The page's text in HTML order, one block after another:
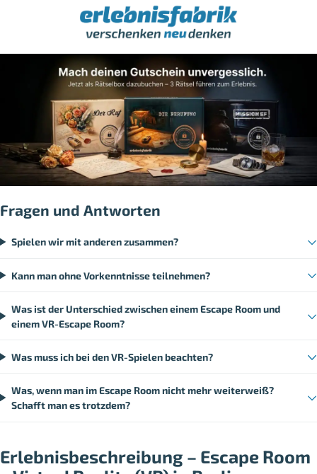
Fragen und Antworten
Spielen wir mit anderen zusammen?
Kann man ohne Vorkenntnisse teilnehmen?
Was ist der Unterschied zwischen einem Escape Room und
einem VR-Escape Room?
Was muss ich bei den VR-Spielen beachten?
Was, wenn man im Escape Room nicht mehr weiterweiß?
Schafft man es trotzdem?
Erlebnisbeschreibung – Escape Room